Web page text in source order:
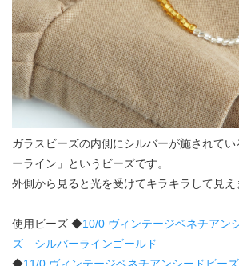
ガラスビーズの内側にシルバーが施されて
ーライン」というビーズです。
外側から見ると光を受けてキラキラして見え
使用ビーズ ◆10/0 ヴィンテージベネチアン
ズ シルバーラインゴールド
◆11/0 ヴィンテージベネチアンシードビー